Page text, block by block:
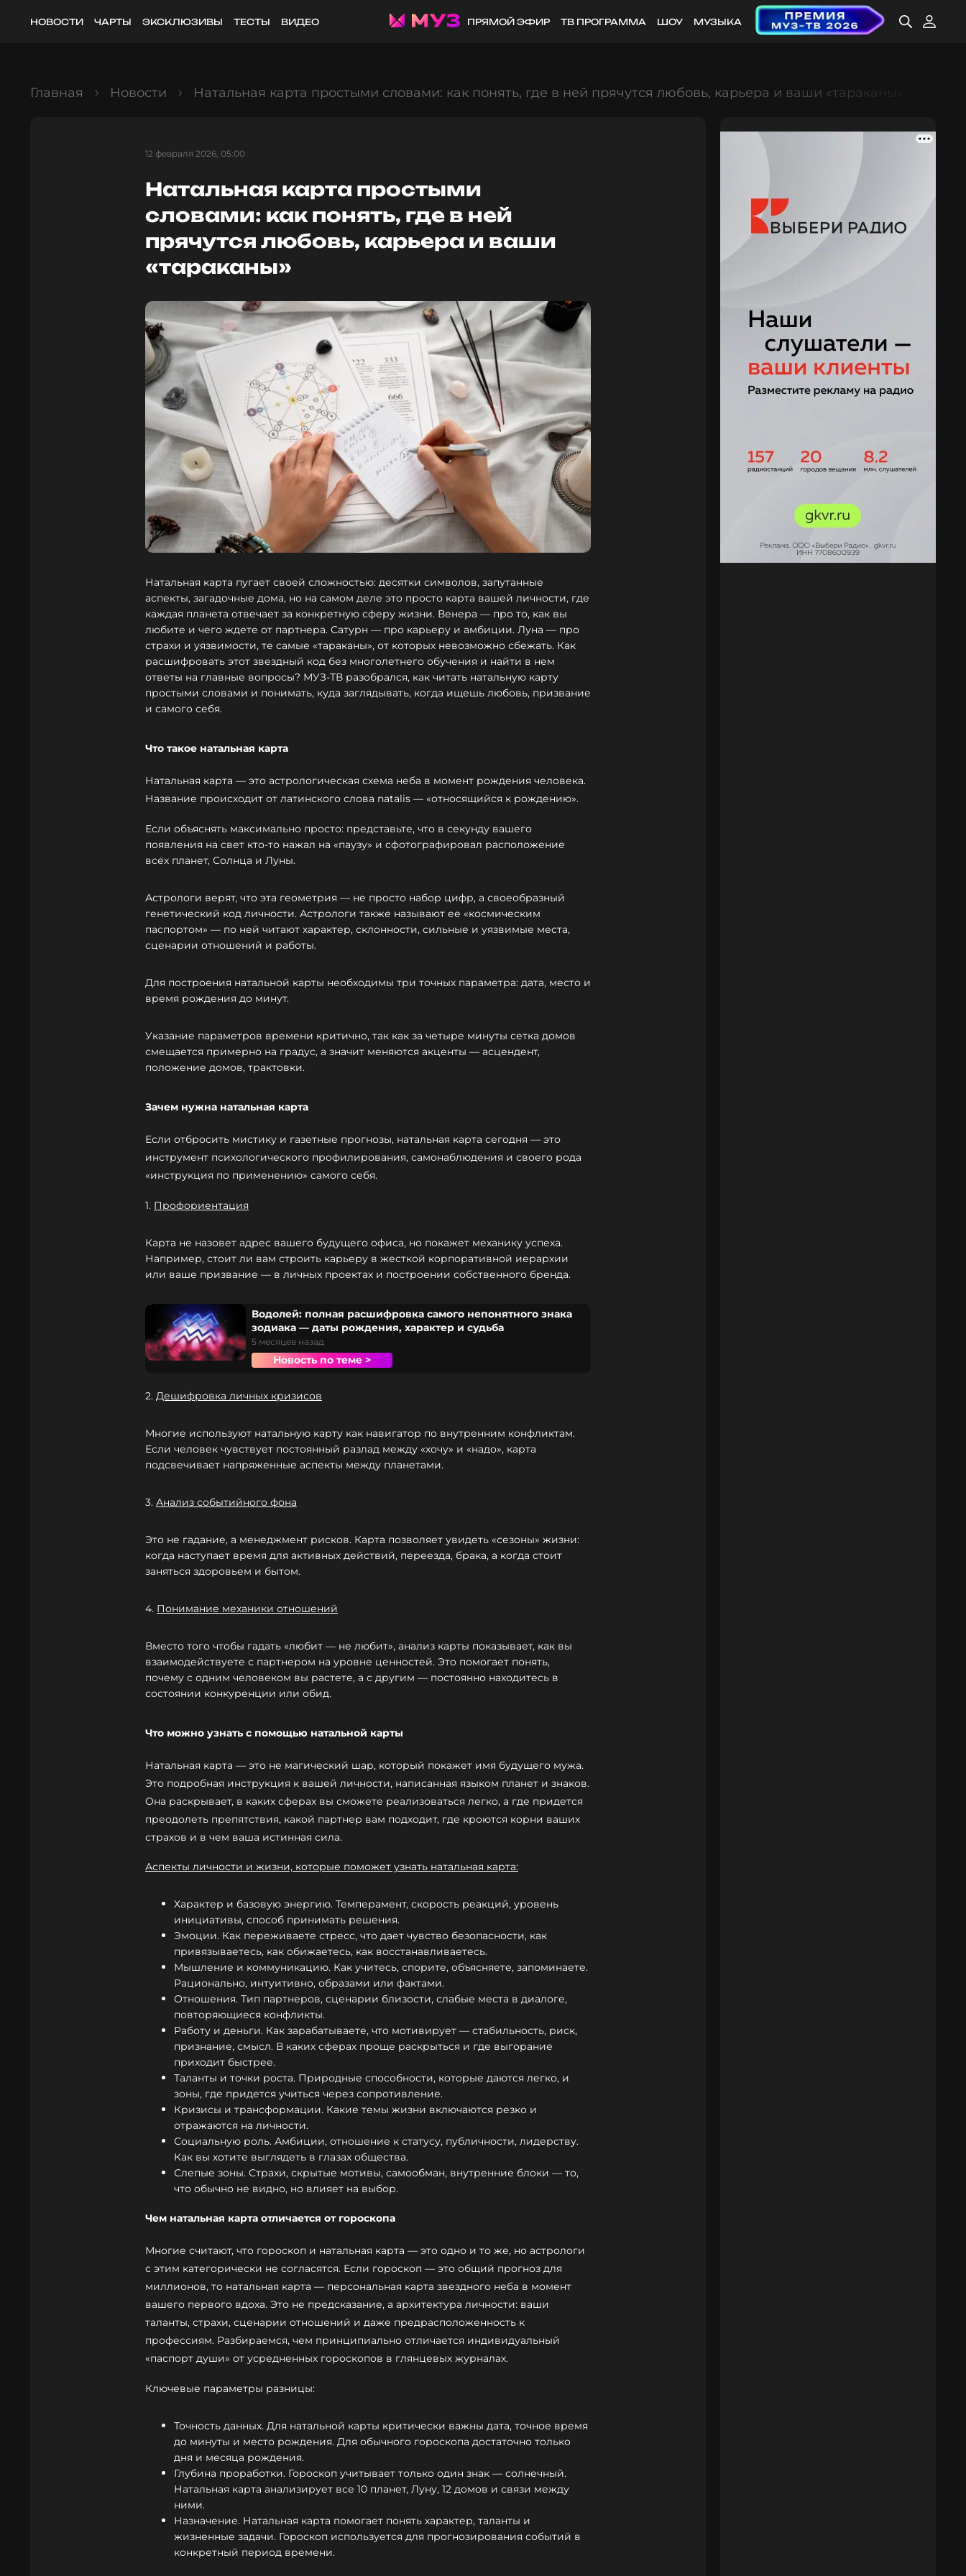
НОВОСТИ ЧАРТЫ ЭКСКЛЮЗИВЫ ТЕСТЫ ВИДЕО ПРЯМОЙ ЭФИР ТВ ПРОГРАММА ШОУ МУЗЫКА
Главная Новости Натальная карта простыми словами: как понять, где в ней прячутся любовь, карьера и ваши «тараканы»
12 февраля 2026, 05:00
Натальная карта простыми
словами: как понять, где в ней
прячутся любовь, карьера и ваши
«тараканы»
Натальная карта пугает своей сложностью: десятки символов, запутанные
аспекты, загадочные дома, но на самом деле это просто карта вашей личности, где
каждая планета отвечает за конкретную сферу жизни. Венера — про то, как вы
любите и чего ждете от партнера. Сатурн — про карьеру и амбиции. Луна — про
страхи и уязвимости, те самые «тараканы», от которых невозможно сбежать. Как
расшифровать этот звездный код без многолетнего обучения и найти в нем
ответы на главные вопросы? МУЗ-ТВ разобрался, как читать натальную карту
простыми словами и понимать, куда заглядывать, когда ищешь любовь, призвание
и самого себя.
Что такое натальная карта
Натальная карта — это астрологическая схема неба в момент рождения человека.
Название происходит от латинского слова natalis — «относящийся к рождению».
Если объяснять максимально просто: представьте, что в секунду вашего
появления на свет кто-то нажал на «паузу» и сфотографировал расположение
всех планет, Солнца и Луны.
Астрологи верят, что эта геометрия — не просто набор цифр, а своеобразный
генетический код личности. Астрологи также называют ее «космическим
паспортом» — по ней читают характер, склонности, сильные и уязвимые места,
сценарии отношений и работы.
Для построения натальной карты необходимы три точных параметра: дата, место и
время рождения до минут.
Указание параметров времени критично, так как за четыре минуты сетка домов
смещается примерно на градус, а значит меняются акценты — асцендент,
положение домов, трактовки.
Зачем нужна натальная карта
Если отбросить мистику и газетные прогнозы, натальная карта сегодня — это
инструмент психологического профилирования, самонаблюдения и своего рода
«инструкция по применению» самого себя.
1. Профориентация
Карта не назовет адрес вашего будущего офиса, но покажет механику успеха.
Например, стоит ли вам строить карьеру в жесткой корпоративной иерархии
или ваше призвание — в личных проектах и построении собственного бренда.
Водолей: полная расшифровка самого непонятного знака
зодиака — даты рождения, характер и судьба
5 месяцев назад
Новость по теме >
2. Дешифровка личных кризисов
Многие используют натальную карту как навигатор по внутренним конфликтам.
Если человек чувствует постоянный разлад между «хочу» и «надо», карта
подсвечивает напряженные аспекты между планетами.
3. Анализ событийного фона
Это не гадание, а менеджмент рисков. Карта позволяет увидеть «сезоны» жизни:
когда наступает время для активных действий, переезда, брака, а когда стоит
заняться здоровьем и бытом.
4. Понимание механики отношений
Вместо того чтобы гадать «любит — не любит», анализ карты показывает, как вы
взаимодействуете с партнером на уровне ценностей. Это помогает понять,
почему с одним человеком вы растете, а с другим — постоянно находитесь в
состоянии конкуренции или обид.
Что можно узнать с помощью натальной карты
Натальная карта — это не магический шар, который покажет имя будущего мужа.
Это подробная инструкция к вашей личности, написанная языком планет и знаков.
Она раскрывает, в каких сферах вы сможете реализоваться легко, а где придется
преодолеть препятствия, какой партнер вам подходит, где кроются корни ваших
страхов и в чем ваша истинная сила.
Аспекты личности и жизни, которые поможет узнать натальная карта:
Характер и базовую энергию. Темперамент, скорость реакций, уровень
инициативы, способ принимать решения.
Эмоции. Как переживаете стресс, что дает чувство безопасности, как
привязываетесь, как обижаетесь, как восстанавливаетесь.
Мышление и коммуникацию. Как учитесь, спорите, объясняете, запоминаете.
Рационально, интуитивно, образами или фактами.
Отношения. Тип партнеров, сценарии близости, слабые места в диалоге,
повторяющиеся конфликты.
Работу и деньги. Как зарабатываете, что мотивирует — стабильность, риск,
признание, смысл. В каких сферах проще раскрыться и где выгорание
приходит быстрее.
Таланты и точки роста. Природные способности, которые даются легко, и
зоны, где придется учиться через сопротивление.
Кризисы и трансформации. Какие темы жизни включаются резко и
отражаются на личности.
Социальную роль. Амбиции, отношение к статусу, публичности, лидерству.
Как вы хотите выглядеть в глазах общества.
Слепые зоны. Страхи, скрытые мотивы, самообман, внутренние блоки — то,
что обычно не видно, но влияет на выбор.
Чем натальная карта отличается от гороскопа
Многие считают, что гороскоп и натальная карта — это одно и то же, но астрологи
с этим категорически не согласятся. Если гороскоп — это общий прогноз для
миллионов, то натальная карта — персональная карта звездного неба в момент
вашего первого вдоха. Это не предсказание, а архитектура личности: ваши
таланты, страхи, сценарии отношений и даже предрасположенность к
профессиям. Разбираемся, чем принципиально отличается индивидуальный
«паспорт души» от усредненных гороскопов в глянцевых журналах.
Ключевые параметры разницы:
Точность данных. Для натальной карты критически важны дата, точное время
до минуты и место рождения. Для обычного гороскопа достаточно только
дня и месяца рождения.
Глубина проработки. Гороскоп учитывает только один знак — солнечный.
Натальная карта анализирует все 10 планет, Луну, 12 домов и связи между
ними.
Назначение. Натальная карта помогает понять характер, таланты и
жизненные задачи. Гороскоп используется для прогнозирования событий в
конкретный период времени.